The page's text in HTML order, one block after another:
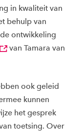
in kwaliteit van
behulp van
ontwikkeling
van Tamara van
ook geleid
kunnen
het gesprek
toetsing. Over